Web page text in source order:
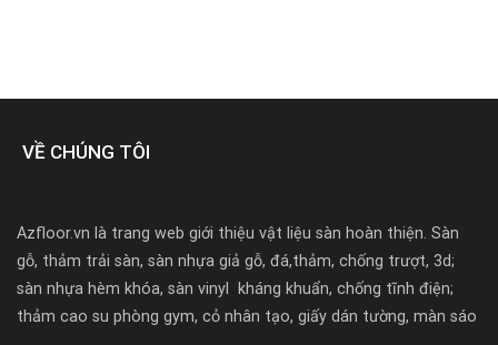
VỀ CHÚNG TÔI
Azfloor.vn là trang web giới thiệu vật liệu sàn hoàn thiện. Sàn
gỗ, thảm trải sàn, sàn nhựa giả gỗ, đá,thảm, chống trượt, 3d;
sàn nhựa hèm khóa, sàn vinyl kháng khuẩn, chống tĩnh điện;
thảm cao su phòng gym, cỏ nhân tạo, giấy dán tường, màn sáo